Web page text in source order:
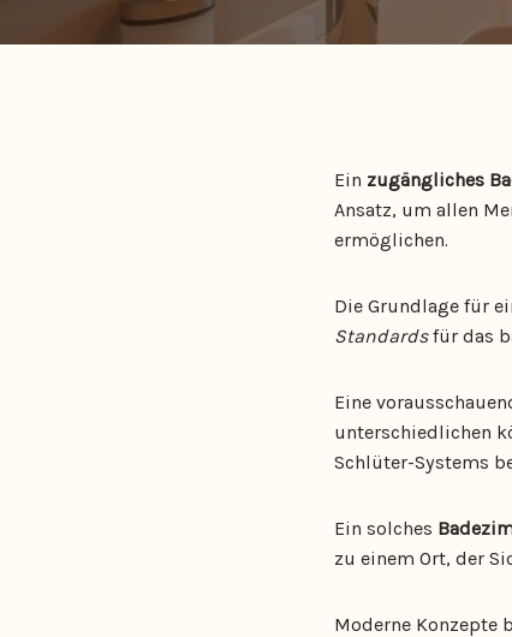
Ein zugängliches
Ansatz, um allen
ermöglichen.
Die Grundlage für
Standardsfür das
Eine
unterschiedlichen
Schlüter-Systems
Ein solches
zu einem Ort, der
Moderne Konzepte